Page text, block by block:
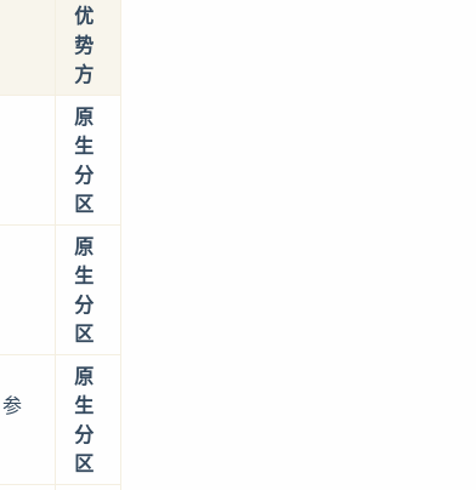
优
势
方
原
生
分
区
原
生
分
区
参
原
生
分
区